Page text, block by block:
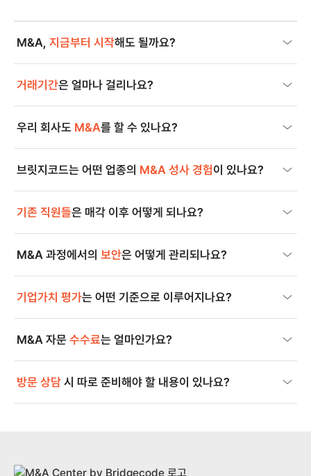
M&A, 지금부터 시작해도 될까요?
거래기간은 얼마나 걸리나요?
우리 회사도 M&A를 할 수 있나요?
브릿지코드는 어떤 업종의 M&A 성사 경험이 있나요?
기존 직원들은 매각 이후 어떻게 되나요?
M&A 과정에서의 보안은 어떻게 관리되나요?
기업가치 평가는 어떤 기준으로 이루어지나요?
M&A 자문 수수료는 얼마인가요?
방문 상담 시 따로 준비해야 할 내용이 있나요?